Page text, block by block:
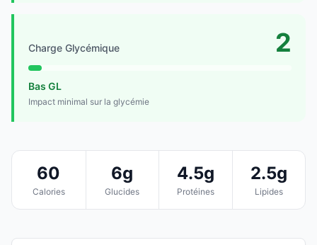
Charge Glycémique 2
Bas GL
Impact minimal sur la glycémie
60
Calories
6g
Glucides
4.5g
Protéines
2.5g
Lipides